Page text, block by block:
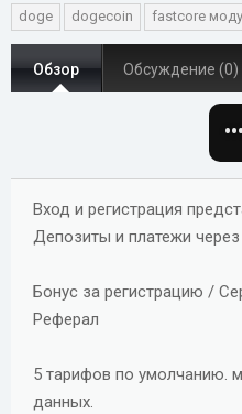
в
т
о
а
т
а
н
и
doge
dogecoin fastcore
Обзор Обсуждение (0)
•••
Вход и регистрация
Депозиты и платежи
Бонус за регистрацию /
Реферал
5 тарифов по умолчанию.
данных.